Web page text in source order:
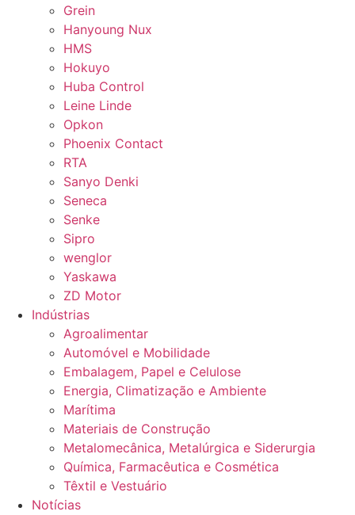
Grein
Hanyoung Nux
HMS
Hokuyo
Huba Control
Leine Linde
Opkon
Phoenix Contact
RTA
Sanyo Denki
Seneca
Senke
Sipro
wenglor
Yaskawa
ZD Motor
Indústrias
Agroalimentar
Automóvel e Mobilidade
Embalagem, Papel e Celulose
Energia, Climatização e Ambiente
Marítima
Materiais de Construção
Metalomecânica, Metalúrgica e Siderurgia
Química, Farmacêutica e Cosmética
Têxtil e Vestuário
Notícias